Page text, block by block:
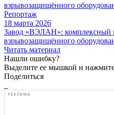
Репортаж
18 марта 2026
Завод «ВЭЛАН»: комплексный
взрывозащищённого
Читать материал
Нашли ошибку?
Выделите ее мышкой и
Поделиться
РЕКЛАМА